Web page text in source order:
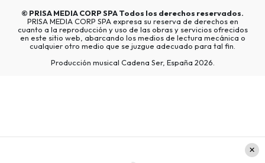
© PRISA MEDIA CORP SPATodos los derechos reservados.
PRISA MEDIA CORP SPA expresa su reserva de derechos en
cuanto a la reproducción y uso de las obras y servicios ofrecidos
en este sitio web, abarcando los medios de lectura mecánica o
cualquier otro medio que se juzgue adecuado para tal fin.
Producción musical Cadena Ser, España 2026.